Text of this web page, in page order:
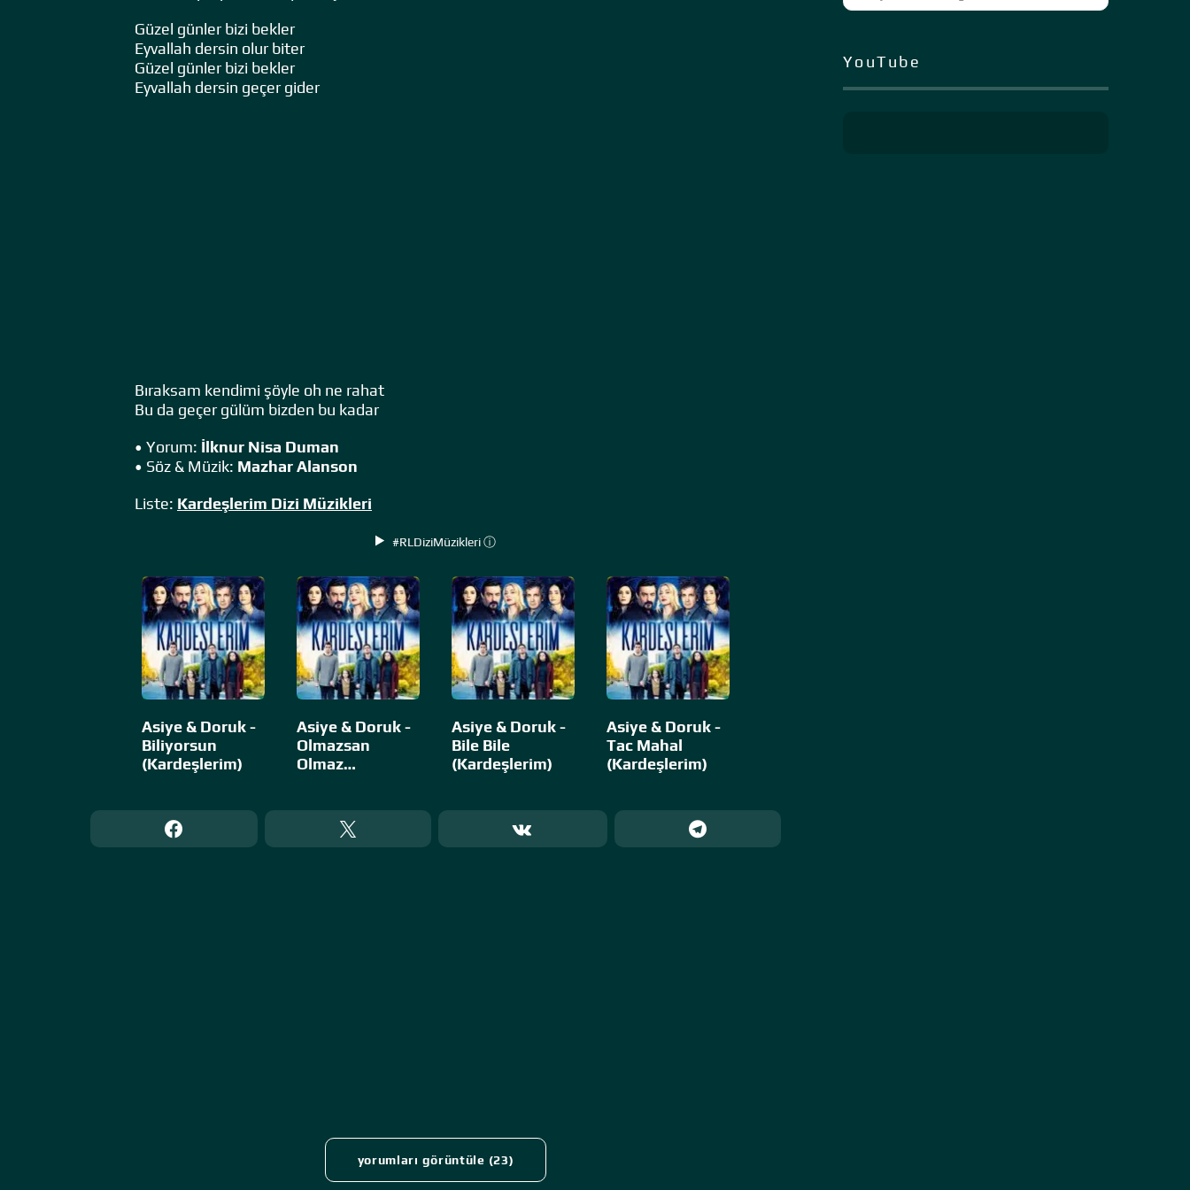
Güzel günler bizi bekler
Eyvallah dersin olur biter
Güzel günler bizi bekler
Eyvallah dersin geçer gider
Bıraksam kendimi şöyle oh ne rahat
Bu da geçer gülüm bizden bu kadar
• Yorum: İlknur Nisa Duman
• Söz & Müzik: Mazhar Alanson
Liste: Kardeşlerim Dizi Müzikleri
#RLDiziMüzikleri ⓘ
Asiye & Doruk -
Biliyorsun
(Kardeşlerim)
Asiye & Doruk -
Olmazsan
Olmaz
Asiye & Doruk -
Bile Bile
(Kardeşlerim)
Asiye & Doruk -
Tac Mahal
(Kardeşlerim)
yorumları görüntüle (23)
YouTube